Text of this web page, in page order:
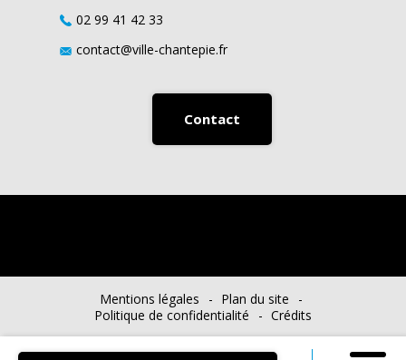
02 99 41 42 33
contact@ville-chantepie.fr
Contact
Mentions légales
Plan du site
Politique de confidentialité
Crédits